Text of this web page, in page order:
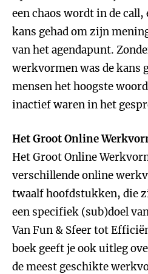
een chaos wordt in de call,
kans gehad om zijn
van het agendapunt.
werkvormen was de kans
mensen het hoogste
inactief waren in het
Het Groot Online
Het Groot Online
verschillende online
twaalf hoofdstukken, die
een specifiek (sub)doel
Van Fun & Sfeer tot
boek geeft je ook uitleg
de meest geschikte